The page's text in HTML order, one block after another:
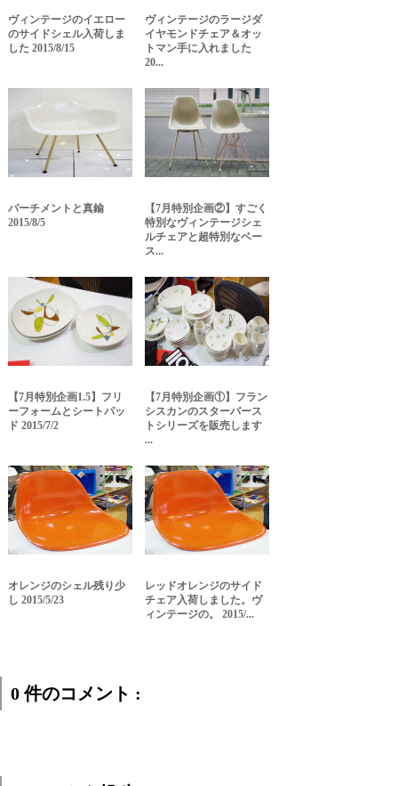
ヴィンテージのイエロー
のサイドシェル入荷しま
した 2015/8/15
ヴィンテージのラージダ
イヤモンドチェア＆オッ
トマン手に入れました
20...
パーチメントと真鍮
2015/8/5
【7月特別企画②】すごく
特別なヴィンテージシェ
ルチェアと超特別なベー
ス...
【7月特別企画1.5】フリ
ーフォームとシートパッ
ド 2015/7/2
【7月特別企画①】フラン
シスカンのスターバース
トシリーズを販売します
...
オレンジのシェル残り少
し 2015/5/23
レッドオレンジのサイド
チェア入荷しました。ヴ
ィンテージの。 2015/...
0 件のコメント :